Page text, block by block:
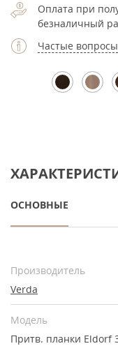
Оплата при
безналичный
Частые вопросы
ОСНОВНЫЕ
Производитель
Verda
Модель
Притв. планки Eldorf